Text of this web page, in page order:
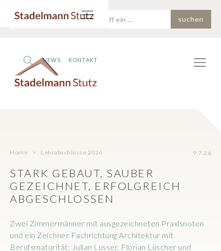
NEWS KONTAKT
Home > Lehrabschlüsse 2026 9.7.26
STARK GEBAUT, SAUBER
GEZEICHNET, ERFOLGREICH
ABGESCHLOSSEN
Zwei Zimmermänner mit ausgezeichneten Praxisnoten
und ein Zeichner Fachrichtung Architektur mit
Berufsmaturität: Julian Lusser, Florian Lüscher und